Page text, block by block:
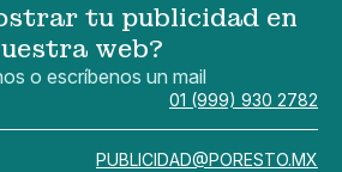
tu publicidad en
web?
o escríbenos un mail
01 (999) 930 2782
PUBLICIDAD@PORESTO.MX